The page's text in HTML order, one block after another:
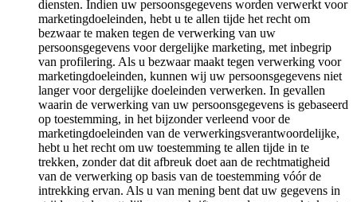
diensten. Indien uw persoonsgegevens worden verwerkt voor
marketingdoeleinden, hebt u te allen tijde het recht om
bezwaar te maken tegen de verwerking van uw
persoonsgegevens voor dergelijke marketing, met inbegrip
van profilering. Als u bezwaar maakt tegen verwerking voor
marketingdoeleinden, kunnen wij uw persoonsgegevens niet
langer voor dergelijke doeleinden verwerken. In gevallen
waarin de verwerking van uw persoonsgegevens is gebaseerd
op toestemming, in het bijzonder verleend voor de
marketingdoeleinden van de verwerkingsverantwoordelijke,
hebt u het recht om uw toestemming te allen tijde in te
trekken, zonder dat dit afbreuk doet aan de rechtmatigheid
van de verwerking op basis van de toestemming vóór de
intrekking ervan. Als u van mening bent dat uw gegevens in